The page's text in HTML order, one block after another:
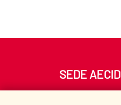
SEDE AECID